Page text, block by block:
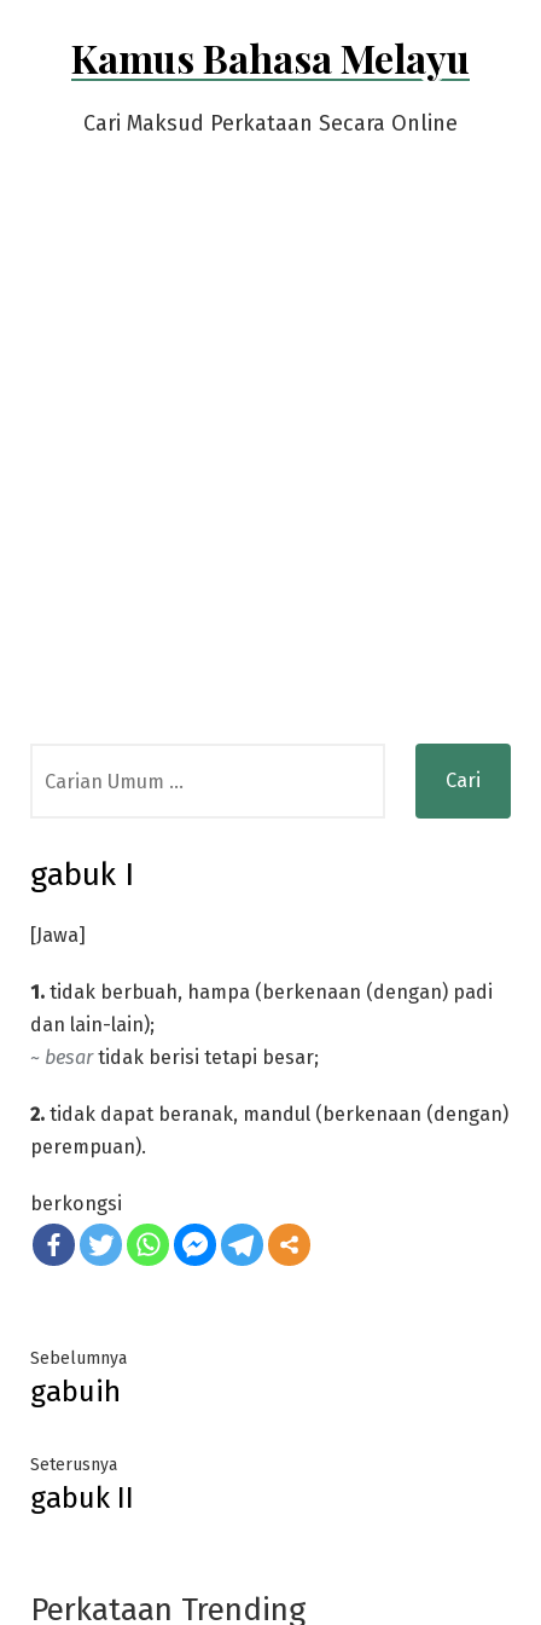
Kamus Bahasa Melayu
Cari Maksud Perkataan Secara Online
for:
gabuk I
[Jawa]
1. tidak berbuah, hampa (berkenaan (dengan) padi
dan lain-lain);
~ besartidak berisi tetapi besar;
2. tidak dapat beranak, mandul (berkenaan (dengan)
perempuan).
berkongsi
Post
navigation
SebelumnyaPrevious
gabuih
SeterusnyaNext
post:
gabuk II
Perkataan Trending